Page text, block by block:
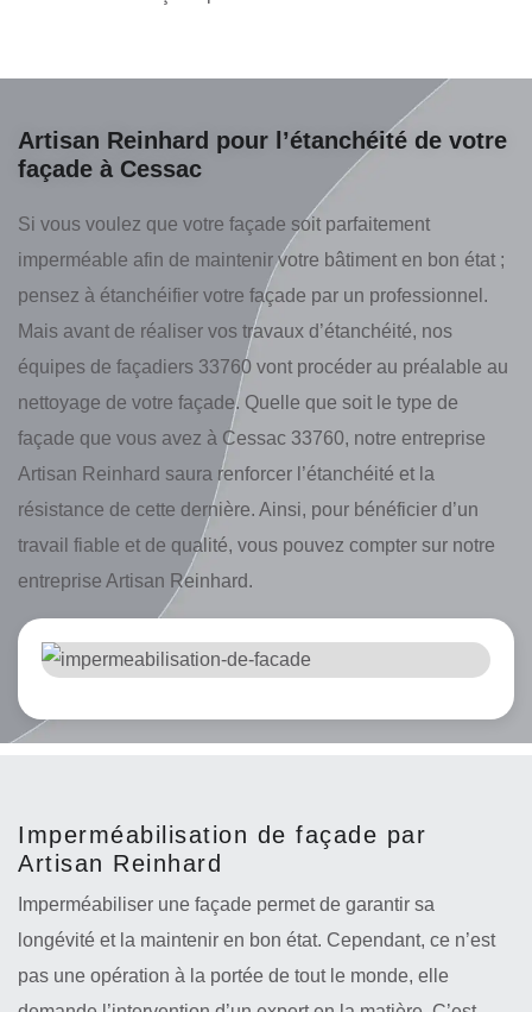
Artisan Reinhard pour l’étanchéité de votre
façade à Cessac
Si vous voulez que votre façade soit parfaitement
imperméable afin de maintenir votre bâtiment en bon état ;
pensez à étanchéifier votre façade par un professionnel.
Mais avant de réaliser vos travaux d’étanchéité, nos
équipes de façadiers 33760 vont procéder au préalable au
nettoyage de votre façade. Quelle que soit le type de
façade que vous avez à Cessac 33760, notre entreprise
Artisan Reinhard saura renforcer l’étanchéité et la
résistance de cette dernière. Ainsi, pour bénéficier d’un
travail fiable et de qualité, vous pouvez compter sur notre
entreprise Artisan Reinhard.
Imperméabilisation de façade par
Artisan Reinhard
Imperméabiliser une façade permet de garantir sa
longévité et la maintenir en bon état. Cependant, ce n’est
pas une opération à la portée de tout le monde, elle